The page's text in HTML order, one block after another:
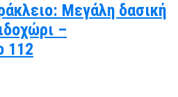
Μεγάλη δασική
–
112